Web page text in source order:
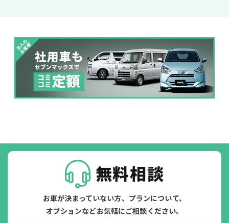
無料相談
お車が決まっていない方、プランについて、
オプションなどお気軽にご相談ください。